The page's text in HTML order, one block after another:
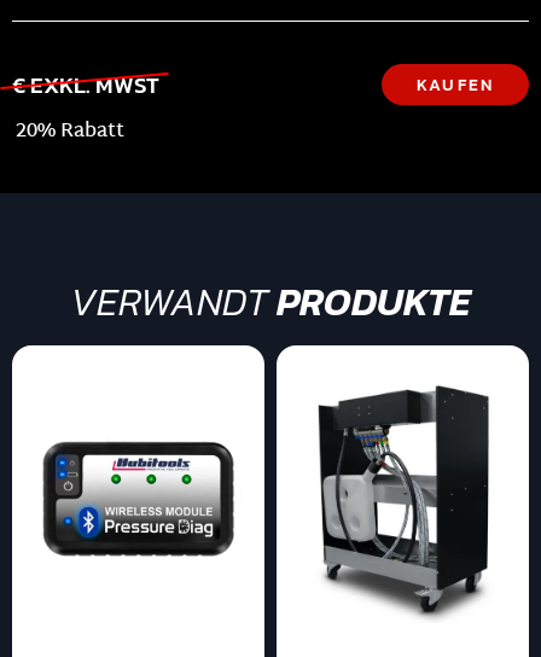
€ EXKL. MWST KAUFEN
20% Rabatt
VERWANDTPRODUKTE